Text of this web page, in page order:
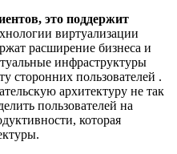
это поддержит
виртуализации
расширение бизнеса и
инфраструктуры
сторонних пользователей .
архитектуру не так
пользователей на
которая